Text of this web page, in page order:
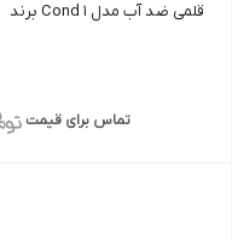
قلمی ضد آب مدل Cond 1 برند
تماس برای قیمت